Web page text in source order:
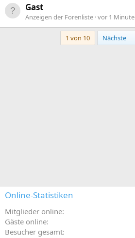
Gast
Anzeigen der Forenliste vor 1 Minute
1 von 10 Nächste
Online-Statistiken
Mitglieder online
Gäste online
Besucher gesamt